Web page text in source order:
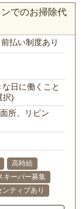
でのお掃除代
前払い制度あり
日に働くこと
択)
所、リビン
高時給
キーパー募集
ンティブあり